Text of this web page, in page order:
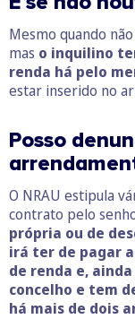
Mesmo quando
mas o inquilino
renda há pelo
estar inserido no
Posso
O NRAU estipula
contrato pelo
própria ou de
irá ter de pagar
de renda e,
concelho e tem
há mais de dois